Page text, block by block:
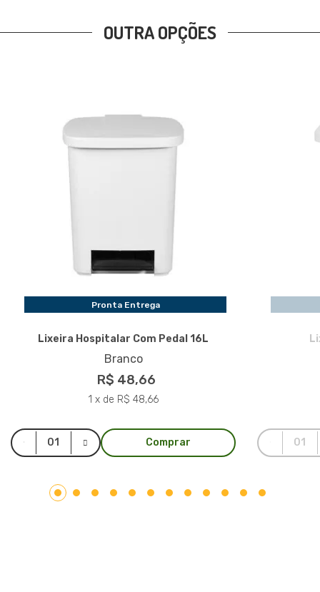
OUTRA OPÇÕES
Pronta Entrega
Lixeira Hospitalar Com Pedal 16L
Branco
R$ 48,66
1 x de R$ 48,66
Comprar